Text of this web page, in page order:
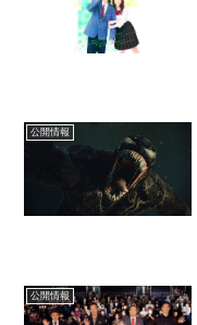
公開情報
公開情報